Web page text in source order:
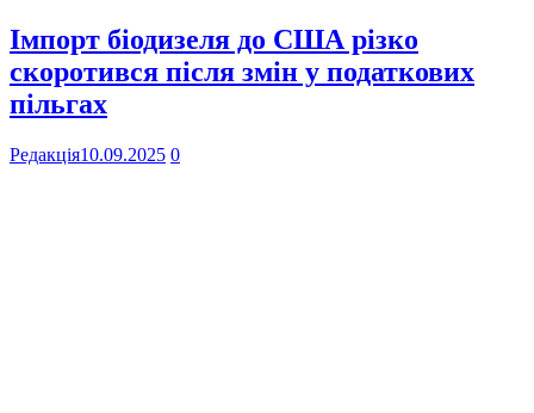
Імпорт біодизеля до США різко
скоротився після змін у податкових
пільгах
Редакція10.09.2025 0